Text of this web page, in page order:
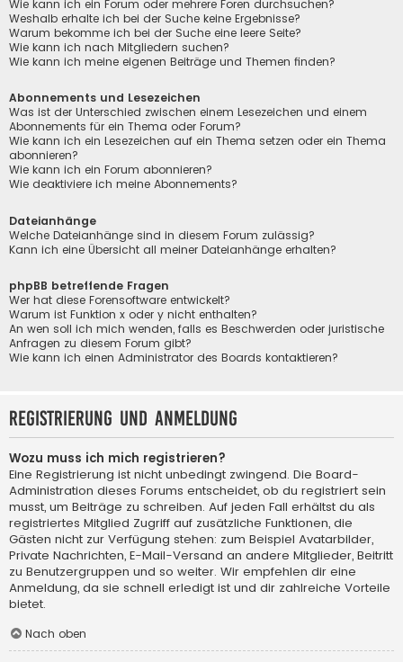
Wie kann ich ein Forum oder mehrere Foren durchsuchen?
Weshalb erhalte ich bei der Suche keine Ergebnisse?
Warum bekomme ich bei der Suche eine leere Seite?
Wie kann ich nach Mitgliedern suchen?
Wie kann ich meine eigenen Beiträge und Themen finden?
Abonnements und Lesezeichen
Was ist der Unterschied zwischen einem Lesezeichen und einem
Abonnements für ein Thema oder Forum?
Wie kann ich ein Lesezeichen auf ein Thema setzen oder ein Thema
abonnieren?
Wie kann ich ein Forum abonnieren?
Wie deaktiviere ich meine Abonnements?
Dateianhänge
Welche Dateianhänge sind in diesem Forum zulässig?
Kann ich eine Übersicht all meiner Dateianhänge erhalten?
phpBB betreffende Fragen
Wer hat diese Forensoftware entwickelt?
Warum ist Funktion x oder y nicht enthalten?
An wen soll ich mich wenden, falls es Beschwerden oder juristische
Anfragen zu diesem Forum gibt?
Wie kann ich einen Administrator des Boards kontaktieren?
Registrierung und Anmeldung
Wozu muss ich mich registrieren?
Eine Registrierung ist nicht unbedingt zwingend. Die Board-
Administration dieses Forums entscheidet, ob du registriert sein
musst, um Beiträge zu schreiben. Auf jeden Fall erhältst du als
registriertes Mitglied Zugriff auf zusätzliche Funktionen, die
Gästen nicht zur Verfügung stehen: zum Beispiel Avatarbilder,
Private Nachrichten, E-Mail-Versand an andere Mitglieder, Beitritt
zu Benutzergruppen und so weiter. Wir empfehlen dir eine
Anmeldung, da sie schnell erledigt ist und dir zahlreiche Vorteile
bietet.
Nach oben